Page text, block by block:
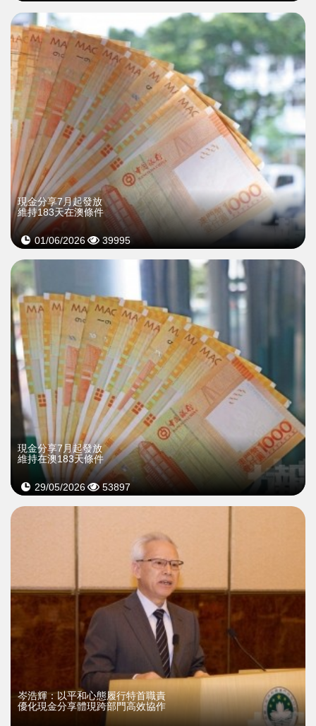
現金分享7月起發放
維持183天在澳條件
01/06/2026 39995
現金分享7月起發放
維持在澳183天條件
29/05/2026 53897
​岑浩輝：以平和心態履行特首職責
優化現金分享體現跨部門高效協作